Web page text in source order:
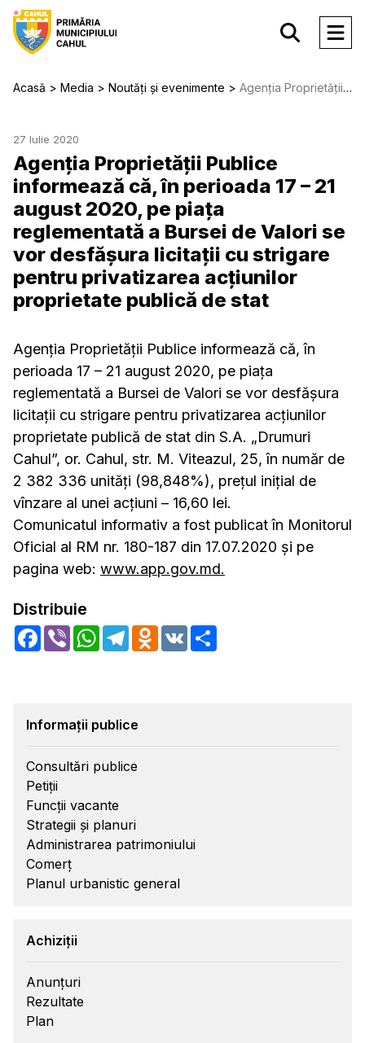
Acasă Media Noutăți și evenimente Agenţia Proprietăţii Publice informează că, în perioada 17 – 21 august 2020, pe piaţa reglementată a Bursei de Valori se vor desfășura licitaţii cu strigare pentru privatizarea acţiunilor proprietate publică de stat
27 Iulie 2020
Agenţia Proprietăţii Publice
informează că, în perioada 17 – 21
august 2020, pe piaţa
reglementată a Bursei de Valori se
vor desfășura licitaţii cu strigare
pentru privatizarea acţiunilor
proprietate publică de stat
Agenţia Proprietăţii Publice informează că, în
perioada 17 – 21 august 2020, pe piaţa
reglementată a Bursei de Valori se vor desfășura
licitaţii cu strigare pentru privatizarea acţiunilor
proprietate publică de stat din S.A. „Drumuri
Cahul”, or. Cahul, str. M. Viteazul, 25, în număr de
2 382 336 unităţi (98,848%), preţul inițial de
vînzare al unei acțiuni – 16,60 lei.
Comunicatul informativ a fost publicat în Monitorul
Oficial al RM nr. 180-187 din 17.07.2020 și pe
pagina web: www.app.gov.md.
Distribuie
Facebook
Viber WhatsApp
TelegramOdnoklassniki
VK
Informații publice
Consultări publice
Petiții
Funcții vacante
Strategii și planuri
Administrarea patrimoniului
Comerț
Planul urbanistic general
Achiziții
Anunțuri
Rezultate
Plan